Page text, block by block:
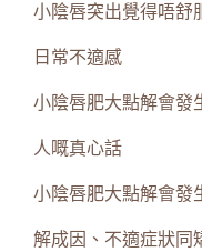
小陰唇突出覺得唔舒
日常不適感
小陰唇肥大點解會發
人嘅真心話
小陰唇肥大點解會發
解成因、不適症狀同